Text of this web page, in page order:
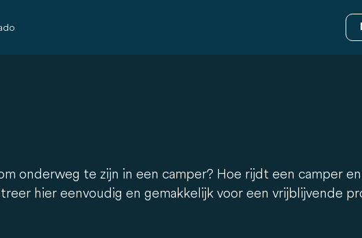
onderweg te zijn in een camper? Hoe rijdt een camper
hier eenvoudig en gemakkelijk voor een vrijblijvende